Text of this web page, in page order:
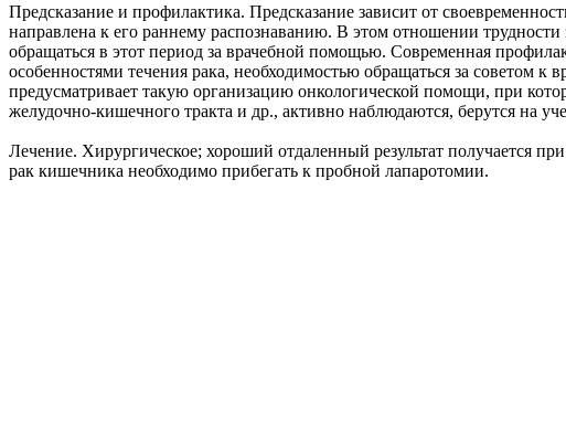
Предсказание и профилактика. Предсказание зависит от
направлена к его раннему распознаванию. В этом отношении
обращаться в этот период за врачебной помощью. Современная
особенностями течения рака, необходимостью обращаться за советом
предусматривает такую организацию онкологической помощи, при
желудочно-кишечного тракта и др., активно наблюдаются, берутся на
Лечение. Хирургическое; хороший отдаленный результат получается
рак кишечника необходимо прибегать к пробной лапаротомии.